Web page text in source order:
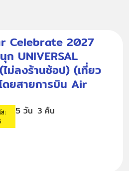
Celebrate 2027
UNIVERSAL
ม่ลงร้านช้อป) (เที่ยว
ยสายการบิน Air
:
5 วัน 3 คืน